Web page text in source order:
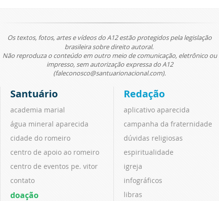
Os textos, fotos, artes e vídeos do A12 estão protegidos pela legislação
brasileira sobre direito autoral.
Não reproduza o conteúdo em outro meio de comunicação, eletrônico ou
impresso, sem autorização expressa do A12
(faleconosco@santuarionacional.com).
Santuário
academia marial
água mineral aparecida
cidade do romeiro
centro de apoio ao romeiro
centro de eventos pe. vitor
contato
doação
Redação
aplicativo aparecida
campanha da fraternidade
dúvidas religiosas
espiritualidade
igreja
infográficos
libras